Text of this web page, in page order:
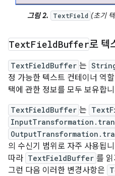
그림 2. TextField (초기
TextFieldBuffer로 텍
TextFieldBuffer 는
정 가능한 텍스트 컨테이너 역
택에 관한 정보를 모두 보유합
TextFieldBuffer 는
의 수신기 범위로 자주 사용됩
따라 TextFieldBuffer 를
그런 다음 이러한 변경사항은